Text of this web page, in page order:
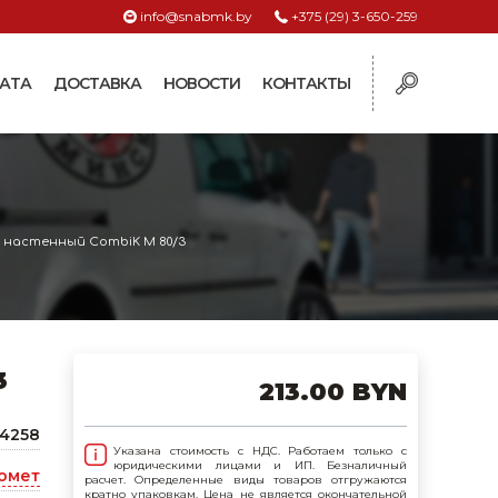
+375 (29) 3-650-259
info@snabmk.by
ДОСТАВКА НОВОСТИ КОНТАКТЫ
для систем
и
для птиц
CombiK M 80/3
213.00 BYN
Указана стоимость с НДС. Работаем только с
юридическими лицами и ИП. Безналичный
расчет. Определенные виды товаров отгружаются
кратно упаковкам. Цена не является окончательной